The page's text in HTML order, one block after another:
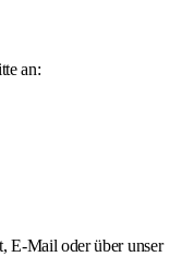
an:
E-Mail oder über unser